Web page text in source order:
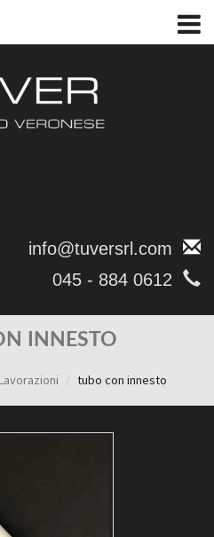
info@tuversrl.com
045 - 884 0612
INNESTO
Lavorazioni tubo con innesto